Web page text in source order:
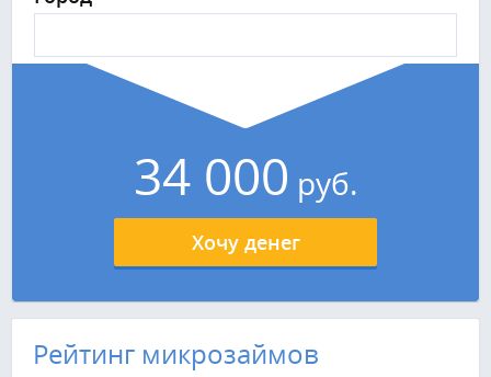
34 000 руб.
Хочу денег
Рейтинг микрозаймов